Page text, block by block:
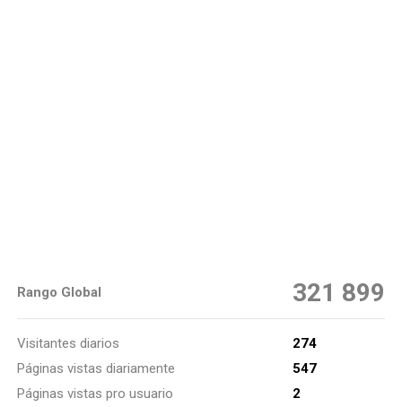
Rango Global 321 899
Visitantes diarios
274
Páginas vistas diariamente
547
Páginas vistas pro usuario
2